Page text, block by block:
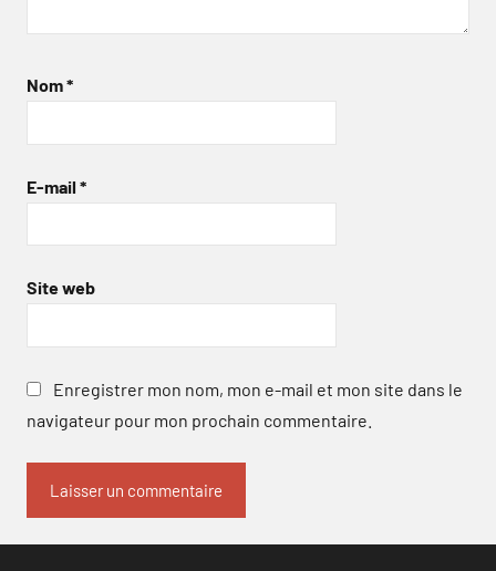
Nom*
E-mail *
Site web
Enregistrer mon nom, mon e-mail et mon site dans le
navigateur pour mon prochain commentaire.